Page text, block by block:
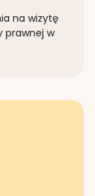
na wizytę
prawnej w